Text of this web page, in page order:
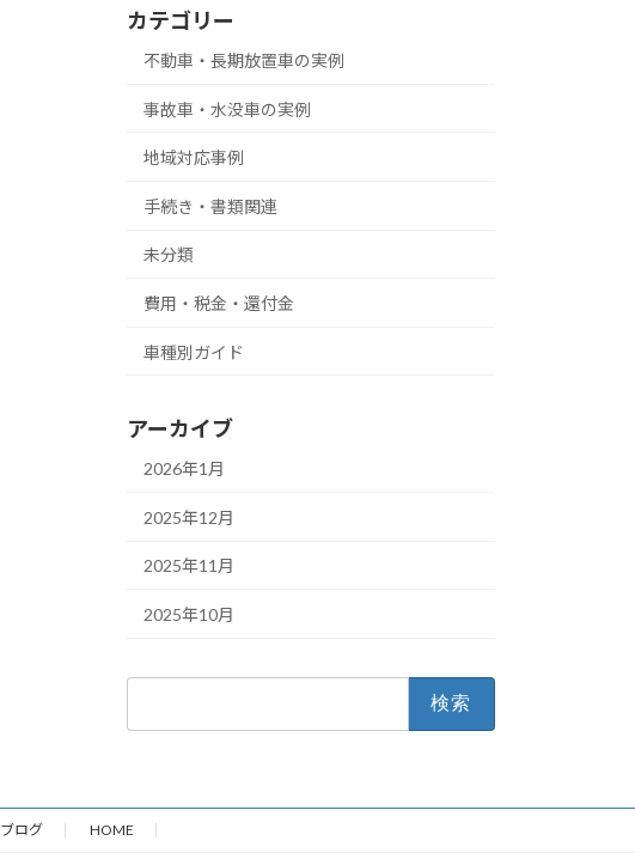
カテゴリー
不動車・長期放置車の実例
事故車・水没車の実例
地域対応事例
手続き・書類関連
未分類
費用・税金・還付金
車種別ガイド
アーカイブ
2026年1月
2025年12月
2025年11月
2025年10月
ブログ HOME